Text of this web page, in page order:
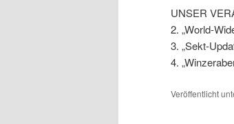
UNSER
2. „World-
3. „Sekt-
4.
Veröffentlicht